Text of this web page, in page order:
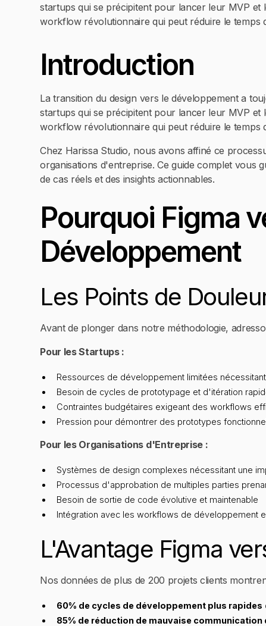
startups qui se précipitent pour lancer leur MVP et
workflow révolutionnaire qui peut réduire le temps
Introduction
La transition du design vers le développement a
startups qui se précipitent pour lancer leur MVP et
workflow révolutionnaire qui peut réduire le temps
Chez Harissa Studio, nous avons affiné ce
organisations d'entreprise. Ce guide complet vous
de cas réels et des insights actionnables.
Pourquoi Figma
Développement
Les Points de
Avant de plonger dans notre méthodologie,
Pour les Startups :
Ressources de développement limitées
Besoin de cycles de prototypage et d'itération
Contraintes budgétaires exigeant des workflows
Pression pour démontrer des prototypes
Pour les Organisations d'Entreprise :
Systèmes de design complexes nécessitant une
Processus d'approbation de multiples parties
Besoin de sortie de code évolutive et maintenable
Intégration avec les workflows de développement
L'Avantage Figma
Nos données de plus de 200 projets clients
60% de cycles de développement plus rapides
85% de réduction de mauvaise